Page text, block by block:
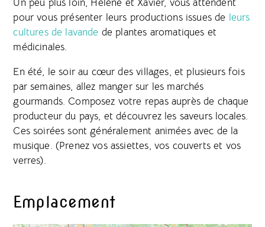
Un peu plus loin, Hélène et Xavier, vous attendent
pour vous présenter leurs productions issues de leurs
cultures de lavande de plantes aromatiques et
médicinales.
En été, le soir au cœur des villages, et plusieurs fois
par semaines, allez manger sur les marchés
gourmands. Composez votre repas auprès de chaque
producteur du pays, et découvrez les saveurs locales.
Ces soirées sont généralement animées avec de la
musique. (Prenez vos assiettes, vos couverts et vos
verres).
Emplacement